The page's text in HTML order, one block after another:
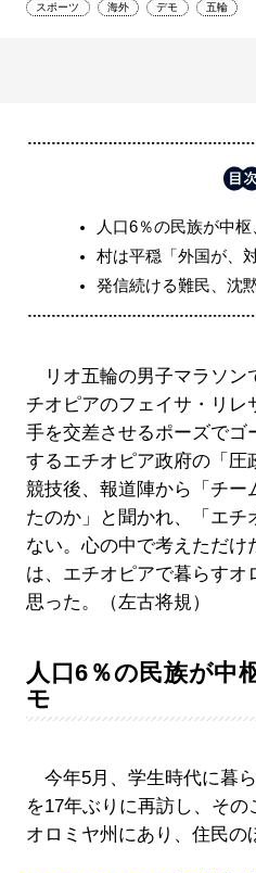
スポーツ 海外 デモ 五輪
人口6％の民族が中
村は平穏「外国が、
発信続ける難民、沈
リオ五輪の男子マラソン
チオピアのフェイサ・リレ
手を交差させるポーズでゴ
するエチオピア政府の「圧
競技後、報道陣から「チー
たのか」と聞かれ、「エチ
ない。心の中で考えただけ
は、エチオピアで暮らすオ
思った。（左古将規）
人口6％の民族が中
モ
今年5月、学生時代に暮
を17年ぶりに再訪し、そ
オロミヤ州にあり、住民の